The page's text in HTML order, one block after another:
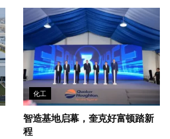
化工
智造基地启幕，奎克好富顿踏新
程